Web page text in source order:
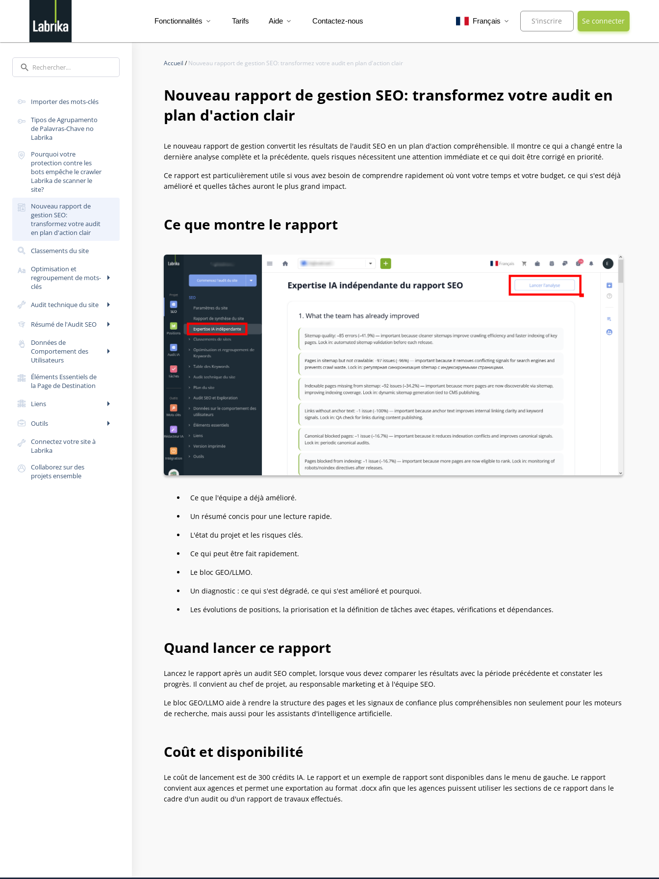
Fonctionnalités expand_more Tarifs Aide expand_more Contactez-nous Français expand_more S'inscrire Se connecter
search
Importer des mots-clés
Tipos de Agrupamento
de Palavras-Chave no
Labrika
Pourquoi votre
protection contre les
bots empêche le crawler
Labrika de scanner le
site?
Nouveau rapport de
gestion SEO:
transformez votre audit
en plan d'action clair
Classements du site
Optimisation et
regroupement de mots-
clés
arrow_right
Audit technique du site arrow_right
Résumé de l'Audit SEO arrow_right
Données de
Comportement des
Utilisateurs
arrow_right
Éléments Essentiels de
la Page de Destination
Liens arrow_right
Outils arrow_right
Connectez votre site à
Labrika
Collaborez sur des
projets ensemble
Accueil /Nouveau rapport de gestion SEO: transformez votre audit en plan d'action clair
Nouveau rapport de gestion SEO: transformez votre audit en
plan d'action clair
Le nouveau rapport de gestion convertit les résultats de l'audit SEO en un plan d'action compréhensible. Il montre ce qui a changé entre la
dernière analyse complète et la précédente, quels risques nécessitent une attention immédiate et ce qui doit être corrigé en priorité.
Ce rapport est particulièrement utile si vous avez besoin de comprendre rapidement où vont votre temps et votre budget, ce qui s'est déjà
amélioré et quelles tâches auront le plus grand impact.
Ce que montre le rapport
Ce que l'équipe a déjà amélioré.
Un résumé concis pour une lecture rapide.
L'état du projet et les risques clés.
Ce qui peut être fait rapidement.
Le bloc GEO/LLMO.
Un diagnostic : ce qui s'est dégradé, ce qui s'est amélioré et pourquoi.
Les évolutions de positions, la priorisation et la définition de tâches avec étapes, vérifications et dépendances.
Quand lancer ce rapport
Lancez le rapport après un audit SEO complet, lorsque vous devez comparer les résultats avec la période précédente et constater les
progrès. Il convient au chef de projet, au responsable marketing et à l'équipe SEO.
Le bloc GEO/LLMO aide à rendre la structure des pages et les signaux de confiance plus compréhensibles non seulement pour les moteurs
de recherche, mais aussi pour les assistants d'intelligence artificielle.
Coût et disponibilité
Le coût de lancement est de 300 crédits IA. Le rapport et un exemple de rapport sont disponibles dans le menu de gauche. Le rapport
convient aux agences et permet une exportation au format .docx afin que les agences puissent utiliser les sections de ce rapport dans le
cadre d'un audit ou d'un rapport de travaux effectués.